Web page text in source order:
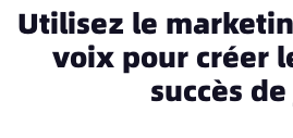
Utilisez le
voix pour créer
succès